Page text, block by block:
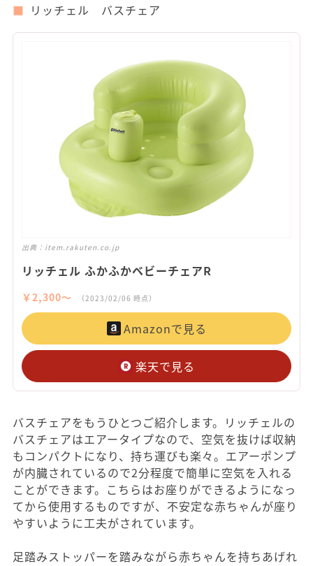
リッチェル バスチェア
出典： item.rakuten.co.jp
リッチェル ふかふかベビーチェアR
￥2,300〜 （2023/02/06 時点）
Amazonで見る
楽天で見る
バスチェアをもうひとつご紹介します。リッチェルの
バスチェアはエアータイプなので、空気を抜けば収納
もコンパクトになり、持ち運びも楽々。エアーポンプ
が内臓されているので2分程度で簡単に空気を入れる
ことができます。こちらはお座りができるようになっ
てから使用するものですが、不安定な赤ちゃんが座り
やすいように工夫がされています。
足踏みストッパーを踏みながら赤ちゃんを持ちあげれ